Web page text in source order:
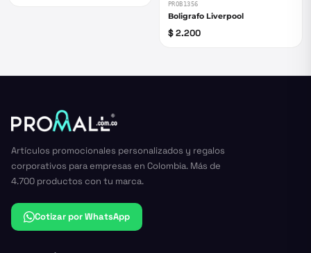
PROB1356
Boligrafo Liverpool
$ 2.200
Artículos promocionales personalizados y regalos
corporativos para empresas en Colombia. Más de
4.700 productos con tu marca.
Cotizar por WhatsApp